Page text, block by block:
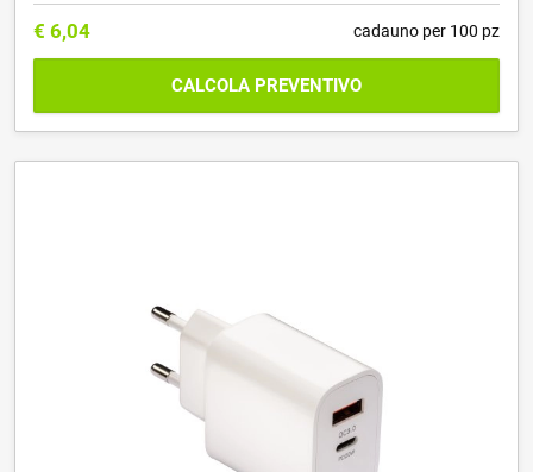
€ 6,04 cadauno per 100 pz
CALCOLA PREVENTIVO